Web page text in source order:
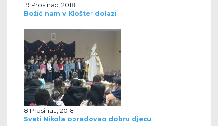
19 Prosinac, 2018
Božić nam v Klošter dolazi
8 Prosinac, 2018
Sveti Nikola obradovao dobru djecu